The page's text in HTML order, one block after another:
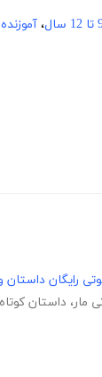
سال ، آموزنده
رایگان داستان
مار، داستان